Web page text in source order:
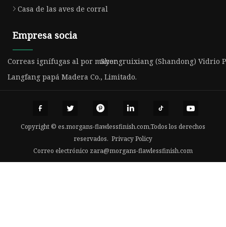
Casa de las aves de corral
Empresa socia
Correas ignífugas al por mayorShengruixiang (Shandong) Vidrio
Langfang papá Madera Co., Limitado.
Copyright © es.morgans-flawlessfinish.com,Todos los derechos
reservados. Privacy Policy
Correo electrónico zara@morgans-flawlessfinish.com